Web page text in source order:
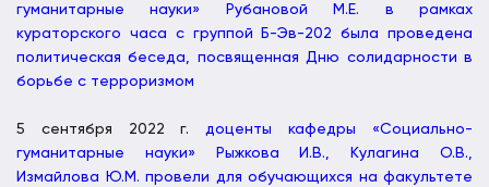
гуманитарные науки» Рубановой М.Е. в рамках
кураторского часа с группой Б-Эв-202 была проведена
политическая беседа, посвященная Дню солидарности в
борьбе с терроризмом
5 сентября 2022 г. доценты кафедры «Социально-
гуманитарные науки» Рыжкова И.В., Кулагина О.В.,
Измайлова Ю.М. провели для обучающихся на факультете